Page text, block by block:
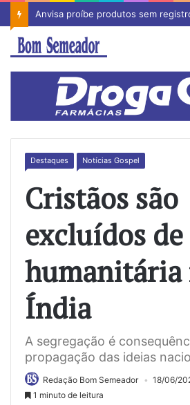
Destaques Notícias Gospel
Cristãos são
excluídos
humanitária
Índia
A segregação é
propagação das ideias
Redação Bom Semeador 18/06/
1 minuto de leitura